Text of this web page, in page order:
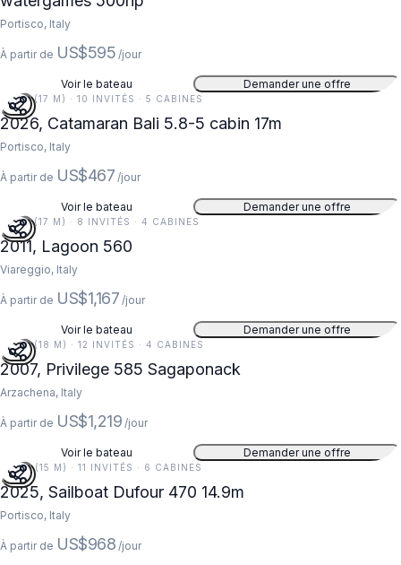
Portisco, Italy
À partir de US$595 /jour
Voir le bateau Demander une offre
56 FT (17 M) · 10 INVITÉS · 5 CABINES
2026, Catamaran Bali 5.8-5 cabin 17m
Portisco, Italy
À partir de US$467 /jour
Voir le bateau Demander une offre
56 FT (17 M) · 8 INVITÉS · 4 CABINES
2011, Lagoon 560
Viareggio, Italy
À partir de US$1,167 /jour
Voir le bateau Demander une offre
59 FT (18 M) · 12 INVITÉS · 4 CABINES
2007, Privilege 585 Sagaponack
Arzachena, Italy
À partir de US$1,219 /jour
Voir le bateau Demander une offre
49 FT (15 M) · 11 INVITÉS · 6 CABINES
2025, Sailboat Dufour 470 14.9m
Portisco, Italy
À partir de US$968 /jour